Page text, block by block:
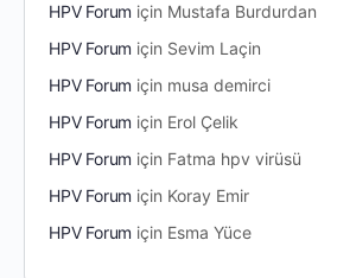
HPV Forum için Mustafa Burdurdan
HPV Forum için Sevim Laçin
HPV Forum için musa demirci
HPV Forum için Erol Çelik
HPV Forum için Fatma hpv virüsü
HPV Forum için Koray Emir
HPV Forum için Esma Yüce